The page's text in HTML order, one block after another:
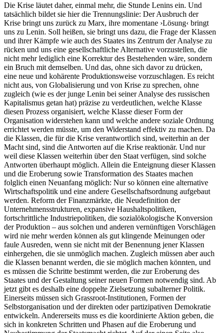
Die Krise läutet daher, einmal mehr, die Stunde Lenins ein. Und
tatsächlich bildet sie hier die Trennungslinie: Der Ausbruch der
Krise bringt uns zurück zu Marx, ihre momentane ›Lösung‹ bringt
uns zu Lenin. Soll heißen, sie bringt uns dazu, die Frage der Klassen
und ihrer Kämpfe wie auch des Staates ins Zentrum der Analyse zu
rücken und uns eine gesellschaftliche Alternative vorzustellen, die
nicht mehr lediglich eine Korrektur des Bestehenden wäre, sondern
ein Bruch mit demselben. Und das, ohne sich davor zu drücken,
eine neue und kohärente Produktionsweise vorzuschlagen. Es reicht
nicht aus, von Globalisierung und von Krise zu sprechen, ohne
zugleich (wie es der junge Lenin bei seiner Analyse des russischen
Kapitalismus getan hat) präzise zu verdeutlichen, welche Klasse
diesen Prozess organisiert, welche Klasse dieser Form der
Organisation widerstehen kann und welche andere soziale Ordnung
errichtet werden müsste, um den Widerstand effektiv zu machen. Da
die Klassen, die für die Krise verantwortlich sind, weiterhin an der
Macht sind, sind die Antworten auf die Krise reaktionär. Und nur
weil diese Klassen weiterhin über den Staat verfügen, sind solche
Antworten überhaupt möglich. Allein die Enteignung dieser Klassen
und die Eroberung sowie Transformation des Staates machen
folglich einen Neuanfang möglich: Nur so können eine alternative
Wirtschaftspolitik und eine andere Gesellschaftsordnung aufgebaut
werden. Reform der Finanzmärkte, die Neudefinition der
Unternehmensstrukturen, expansive Haushaltspolitiken,
fortschrittliche Industriepolitiken, die sozialökologische Konversion
der Produktion – aus solchen und anderen vernünftigen Vorschlägen
wird nie mehr werden können als gut klingende Meinungen oder
faule Ausreden, wenn sie nicht mit der Benennung jener Klassen
einhergehen, die sie unmöglich machen. Zugleich müssen aber auch
die Klassen benannt werden, die sie möglich machen könnten, und
es müssen die Schritte bestimmt werden, die zur Eroberung des
Staates und der Gestaltung seiner neuen Formen notwendig sind. Ab
jetzt gibt es deshalb eine doppelte Zielsetzung subalterner Politik.
Einerseits müssen sich Grassroot-Institutionen, Formen der
Selbstorganisation und der direkten oder partizipativen Demokratie
entwickeln. Andererseits muss es die koordinierte Aktion geben, die
sich in konkreten Schritten und Phasen auf die Eroberung und